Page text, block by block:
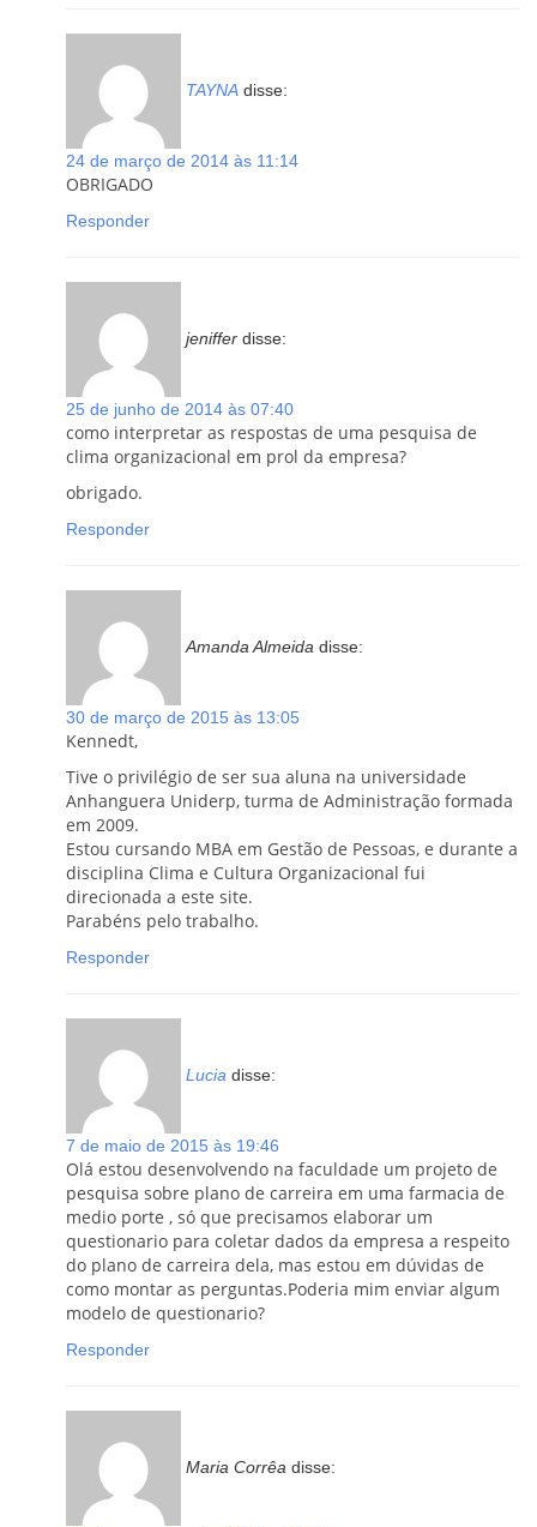
TAYNA disse:
24 de março de 2014 às 11:14
OBRIGADO
Responder
jeniffer disse:
25 de junho de 2014 às 07:40
como interpretar as respostas de uma pesquisa de
clima organizacional em prol da empresa?
obrigado.
Responder
Amanda Almeida disse:
30 de março de 2015 às 13:05
Kennedt,
Tive o privilégio de ser sua aluna na universidade
Anhanguera Uniderp, turma de Administração formada
em 2009.
Estou cursando MBA em Gestão de Pessoas, e durante a
disciplina Clima e Cultura Organizacional fui
direcionada a este site.
Parabéns pelo trabalho.
Responder
Lucia disse:
7 de maio de 2015 às 19:46
Olá estou desenvolvendo na faculdade um projeto de
pesquisa sobre plano de carreira em uma farmacia de
medio porte , só que precisamos elaborar um
questionario para coletar dados da empresa a respeito
do plano de carreira dela, mas estou em dúvidas de
como montar as perguntas.Poderia mim enviar algum
modelo de questionario?
Responder
Maria Corrêa disse: